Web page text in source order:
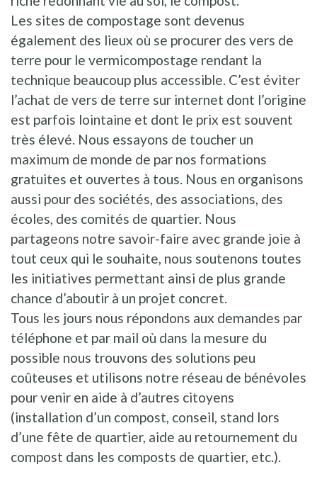
Les sites de compostage sont devenus
également des lieux où se procurer des vers de
terre pour le vermicompostage rendant la
technique beaucoup plus accessible. C’est éviter
l’achat de vers de terre sur internet dont l’origine
est parfois lointaine et dont le prix est souvent
très élevé. Nous essayons de toucher un
maximum de monde de par nos formations
gratuites et ouvertes à tous. Nous en organisons
aussi pour des sociétés, des associations, des
écoles, des comités de quartier. Nous
partageons notre savoir-faire avec grande joie à
tout ceux qui le souhaite, nous soutenons toutes
les initiatives permettant ainsi de plus grande
chance d’aboutir à un projet concret.
Tous les jours nous répondons aux demandes par
téléphone et par mail où dans la mesure du
possible nous trouvons des solutions peu
coûteuses et utilisons notre réseau de bénévoles
pour venir en aide à d’autres citoyens
(installation d’un compost, conseil, stand lors
d’une fête de quartier, aide au retournement du
compost dans les composts de quartier, etc.).